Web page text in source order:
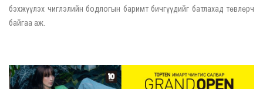
бэхжүүлэх чиглэлийн бодлогын баримт бичгүүдийг батлахад төвлөрч
байгаа аж.